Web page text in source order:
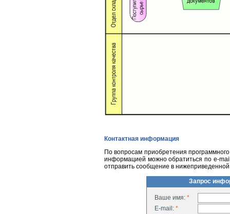
Контактная информация
По вопросам приобретения
информацией можно обратиться по e-
отправить сообщение в
Запрос
Ваше имя: *
E-mail: *